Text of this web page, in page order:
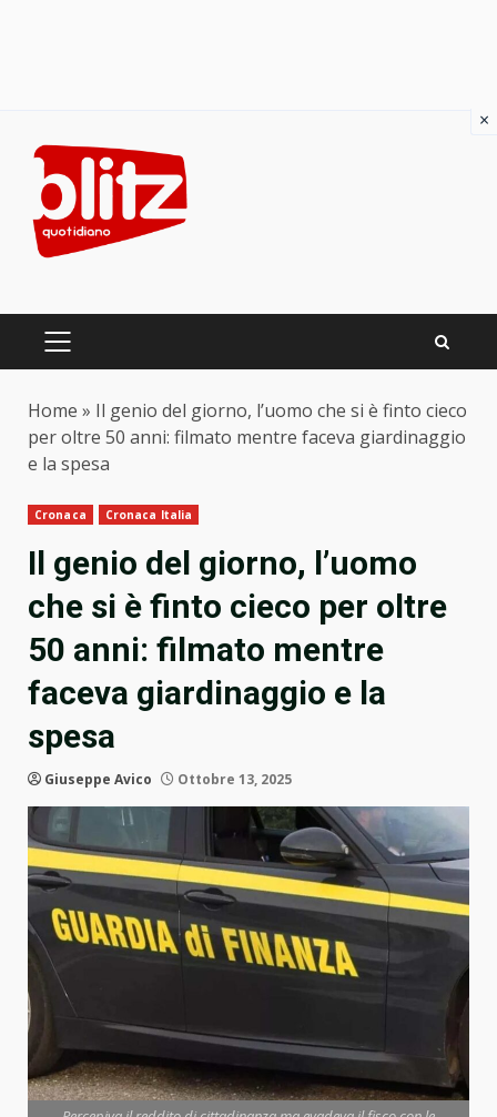
content
PRIMARY
Home » Il genio del giorno, l’uomo che si è finto cieco
per oltre 50 anni: filmato mentre faceva giardinaggio
e la spesa
Cronaca Cronaca Italia
Il genio del giorno, l’uomo
che si è finto cieco per oltre
50 anni: filmato mentre
faceva giardinaggio e la
spesa
Giuseppe Avico Ottobre 13, 2025
×